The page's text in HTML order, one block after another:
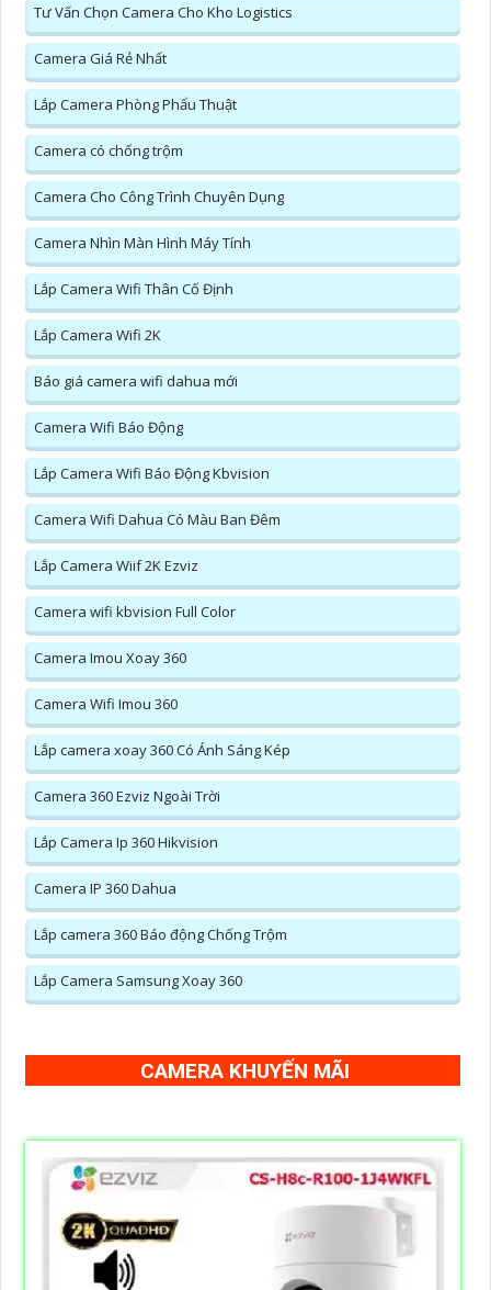
Tư Vấn Chọn Camera Cho Kho Logistics
Camera Giá Rẻ Nhất
Lắp Camera Phòng Phẩu Thuật
Camera có chống trộm
Camera Cho Công Trình Chuyên Dụng
Camera Nhìn Màn Hình Máy Tính
Lắp Camera Wifi Thân Cố Định
Lắp Camera Wifi 2K
Báo giá camera wifi dahua mới
Camera Wifi Báo Động
Lắp Camera Wifi Báo Động Kbvision
Camera Wifi Dahua Có Màu Ban Đêm
Lắp Camera Wiif 2K Ezviz
Camera wifi kbvision Full Color
Camera Imou Xoay 360
Camera Wifi Imou 360
Lắp camera xoay 360 Có Ánh Sáng Kép
Camera 360 Ezviz Ngoài Trời
Lắp Camera Ip 360 Hikvision
Camera IP 360 Dahua
Lắp camera 360 Báo động Chống Trộm
Lắp Camera Samsung Xoay 360
CAMERA KHUYẾN MÃI